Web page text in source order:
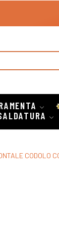
CODOLO